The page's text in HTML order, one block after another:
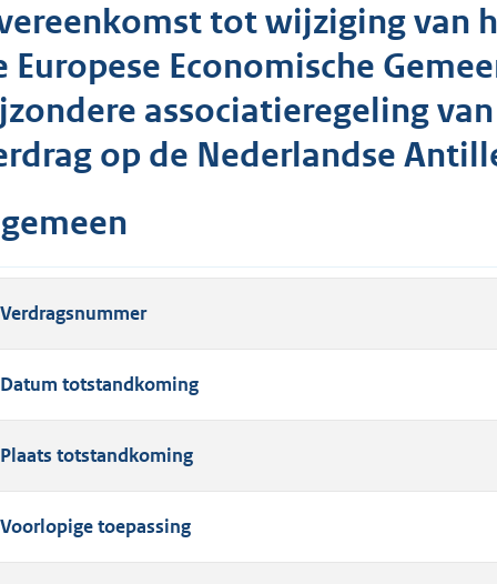
tot wijziging van
Europese Economische
associatieregeling
op de Nederlandse
Verdragsnummer
Datum totstandkoming
Plaats totstandkoming
Voorlopige toepassing